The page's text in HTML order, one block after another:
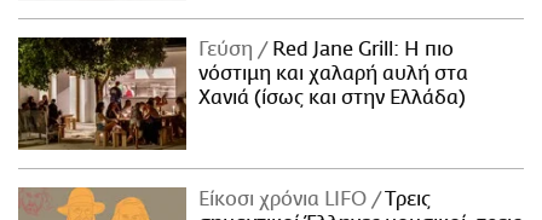
Γεύση
Red Jane Grill: Η πιο
νόστιμη και χαλαρή αυλή στα
Χανιά (ίσως και στην Ελλάδα)
Είκοσι χρόνια LIFO
Tρεις